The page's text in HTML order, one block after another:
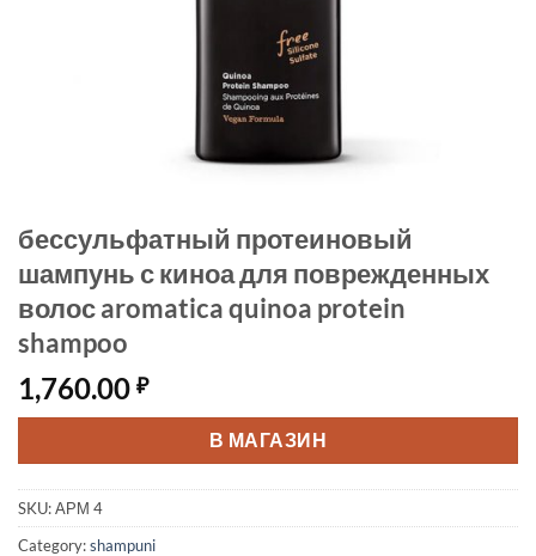
бессульфатный протеиновый
шампунь с киноа для поврежденных
волос aromatica quinoa protein
shampoo
1,760.00 ₽
В МАГАЗИН
SKU:АРМ 4
Category:shampuni